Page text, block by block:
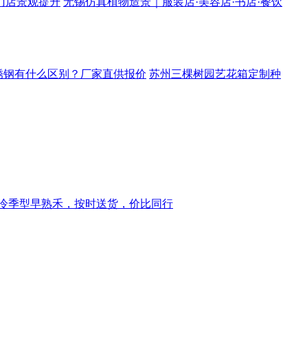
钢有什么区别？厂家直供报价 苏州三棵树园艺花箱定制种
季型早熟禾，按时送货，价比同行